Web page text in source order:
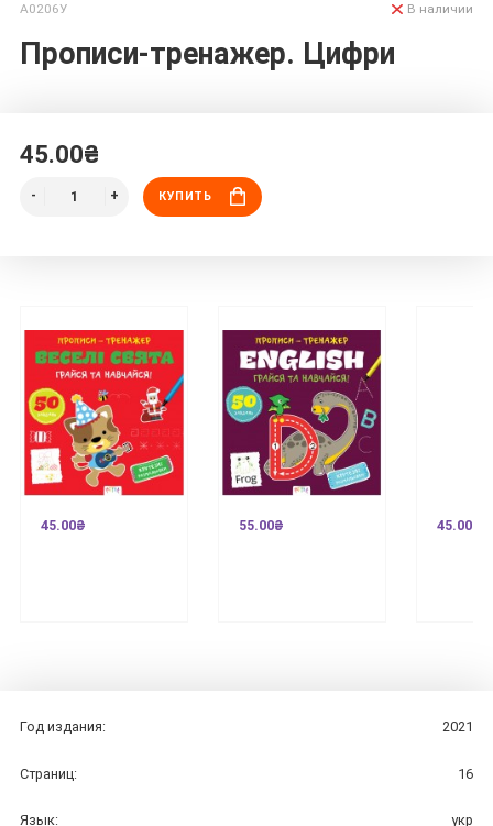
А0206У
Прописи-тренажер. Цифри
В наличии
45.00₴
КУПИТЬ
45.00₴ 55.00₴ 45.00₴
Год издания: 2021
Страниц: 16
Язык: укр